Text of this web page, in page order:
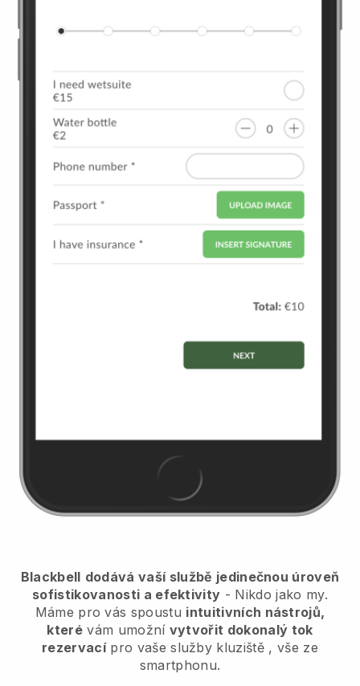
Blackbell dodává vaší službě jedinečnou úroveň
sofistikovanosti a efektivity - Nikdo jako my.
Máme pro vás spoustu intuitivních nástrojů,
které vám umožní vytvořit dokonalý tok
rezervací pro vaše služby kluziště , vše ze
smartphonu.